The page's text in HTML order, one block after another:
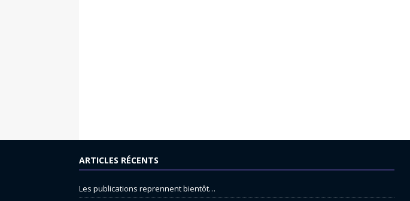
ARTICLES RÉCENTS
Les publications reprennent bientôt…